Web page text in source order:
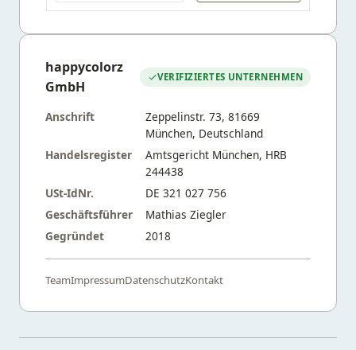
happycolorz
GmbH
VERIFIZIERTES UNTERNEHMEN
Anschrift
Zeppelinstr. 73, 81669
München, Deutschland
Handelsregister
Amtsgericht München, HRB
244438
USt-IdNr.
DE 321 027 756
Geschäftsführer
Mathias Ziegler
Gegründet
2018
TeamImpressumDatenschutzKontakt